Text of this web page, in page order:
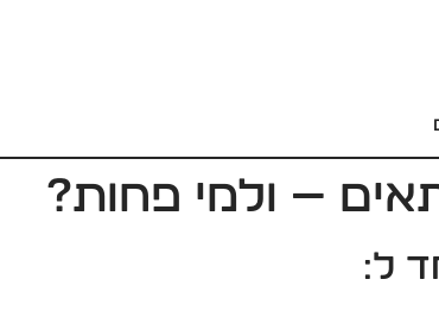
— ולמי פחות?
ל: